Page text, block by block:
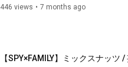
446 views • 7 months ago
【SPY×FAMILY】ミックスナッツ